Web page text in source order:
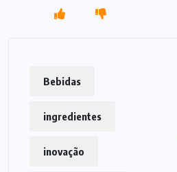
Bebidas
ingredientes
inovação